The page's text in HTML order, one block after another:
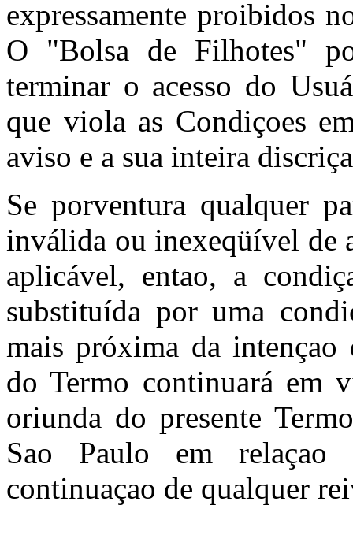
expressamente proibidos
O "Bolsa de Filhotes"
terminar o acesso do
que viola as Condiçoes
aviso e a sua inteira
Se porventura qualquer
inválida ou inexeqüível de
aplicável, entao, a
substituída por uma
mais próxima da
do Termo continuará em
oriunda do presente
Sao Paulo em relaçao
continuaçao de qualquer